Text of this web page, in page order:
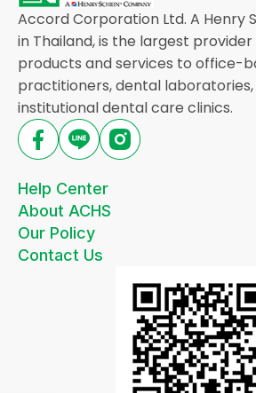
Accord Corporation Ltd. A Henry
in Thailand, is the largest
products and services to office-
practitioners, dental
institutional dental care clinics.
Help Center
About ACHS
Our Policy
Contact Us